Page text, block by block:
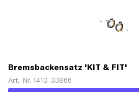
Bremsbackensatz 'KIT & FIT'
Art.-Nr. 1410-33866